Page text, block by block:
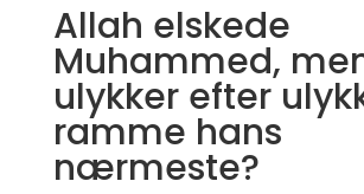
Allah elskede
Muhammed,
ulykker efter
ramme hans
nærmeste?